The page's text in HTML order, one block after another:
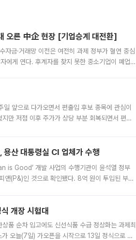
오른 中企 현장 [기업승계 대전환]
금·거래망 이전은 여전히 과제 정부가 혈연 중심
에게 연다. 후계자를 찾지 못한 중소기업이 폐업
앞으로 다가오면서 편출입 후보 종목에 관심이
만 저점 이후 주가가 상당 부분 회복되면서 편입
산 대통령실 CI 업체가 수행
is Good’ 개발 사업의 수행기관이 윤석열 정부
앤(P&)인 것으로 확인됐다. 8억 원이 투입된 부산
개장 시험대
품 순차 입고에도 신선식품 수급 정상화는 과제최
오늘(7일) 가오픈을 시작으로 13일 정식으로 재